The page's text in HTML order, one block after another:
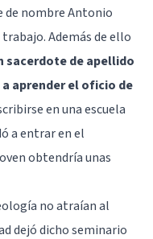
de nombre Antonio
Además de ello
sacerdote de apellido
aprender el oficio de
en una escuela
a entrar en el
obtendría unas
no atraían al
dejó dicho seminario